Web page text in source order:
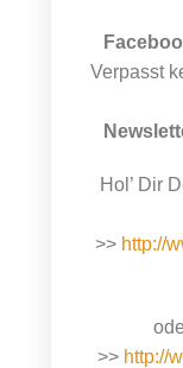
Verpasst
Hol’ Dir
>> http://
>> http://